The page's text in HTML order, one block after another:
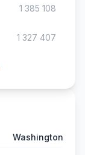
1 385 108
1 327 407
Washington